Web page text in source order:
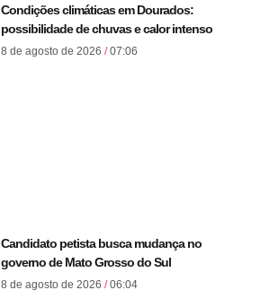
Condições climáticas em Dourados:
possibilidade de chuvas e calor intenso
8 de agosto de 2026 07:06
Candidato petista busca mudança no
governo de Mato Grosso do Sul
8 de agosto de 2026 06:04